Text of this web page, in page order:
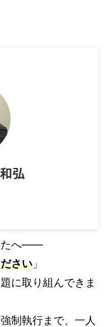
弘
たへ――
さい 」
に取り組んできま
制執行まで、一人